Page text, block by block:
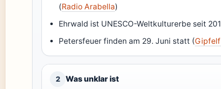
(Radio Arabella)
Ehrwald ist UNESCO-Weltkulturerbe seit
Petersfeuer finden am 29. Juni statt (
2 Was unklar ist